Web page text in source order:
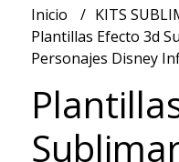
Inicio KITS
Plantillas Efecto 3d
Personajes Disney